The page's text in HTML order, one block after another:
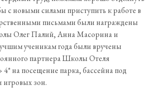
с новыми силами приступить к работе в
письмами были награждены
Олег Палий, Анна Масорина и
ученикам года были вручены
партнера Школы Отеля
на посещение парка, бассейна под
зон.